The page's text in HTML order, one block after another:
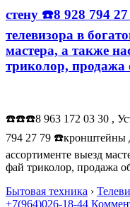
стену ☎️8 928 794
телевизора в
мастера, а также
триколор,
☎️☎️☎️8 963 172 03 30 ,
794 27 79 ☎️кронштейны
ассортименте выезд
фай триколор, продажа
Бытовая техника ›
+7(964)026-18-44